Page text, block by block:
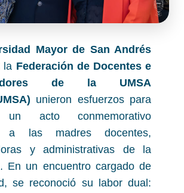
Mayor de San Andrés
la Federación de Docentes e
de la UMSA
unieron esfuerzos para
un acto conmemorativo
a las madres docentes,
y administrativas de la
En un encuentro cargado de
se reconoció su labor dual: